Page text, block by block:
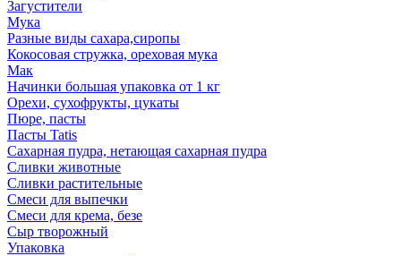
Загустители
Мука
Разные виды сахара,сиропы
Кокосовая стружка, ореховая мука
Мак
Начинки большая упаковка от 1 кг
Орехи, сухофрукты, цукаты
Пюре, пасты
Пасты Tatis
Сахарная пудра, нетающая сахарная пудра
Сливки животные
Сливки растительные
Смеси для выпечки
Смеси для крема, безе
Сыр творожный
Упаковка